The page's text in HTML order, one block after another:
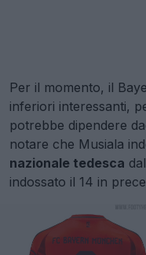
Per il momento, il
inferiori interessanti,
potrebbe dipendere
notare che Musiala
nazionale tedesca
indossato il 14 in